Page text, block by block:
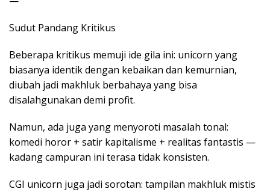
Sudut Pandang Kritikus
Beberapa kritikus memuji ide gila ini: unicorn yang
biasanya identik dengan kebaikan dan kemurnian,
diubah jadi makhluk berbahaya yang bisa
disalahgunakan demi profit.
Namun, ada juga yang menyoroti masalah tonal:
komedi horor + satir kapitalisme + realitas fantastis —
kadang campuran ini terasa tidak konsisten.
CGI unicorn juga jadi sorotan: tampilan makhluk mistis